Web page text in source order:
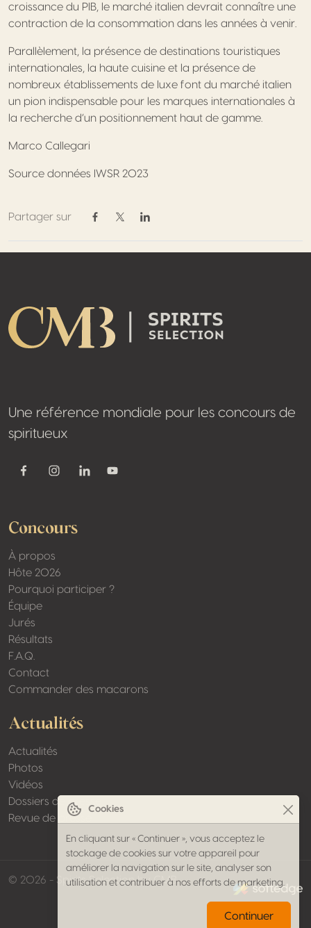
croissance du PIB, le marché italien devrait connaître une
contraction de la consommation dans les années à venir.
Parallèlement, la présence de destinations touristiques
internationales, la haute cuisine et la présence de
nombreux établissements de luxe font du marché italien
un pion indispensable pour les marques internationales à
la recherche d’un positionnement haut de gamme.
Marco Callegari
Source données IWSR 2023
Partager sur
Partager sur Facebook
Partager sur Twitter / X
Partager sur Linkedin
Une référence mondiale pour les concours de
spiritueux
FacebookInstagramLinkedinYoutube
Concours
À propos
Hôte 2026
Pourquoi participer ?
Équipe
Jurés
Résultats
F.A.Q.
Contact
Commander des macarons
Actualités
Actualités
Photos
Vidéos
Dossiers de presse
Revue de presse
© 2026 - Spirits Selection by CMB made by
Cookies
En cliquant sur « Continuer », vous acceptez le
stockage de cookies sur votre appareil pour
améliorer la navigation sur le site, analyser son
utilisation et contribuer à nos efforts de marketing.
Continuer